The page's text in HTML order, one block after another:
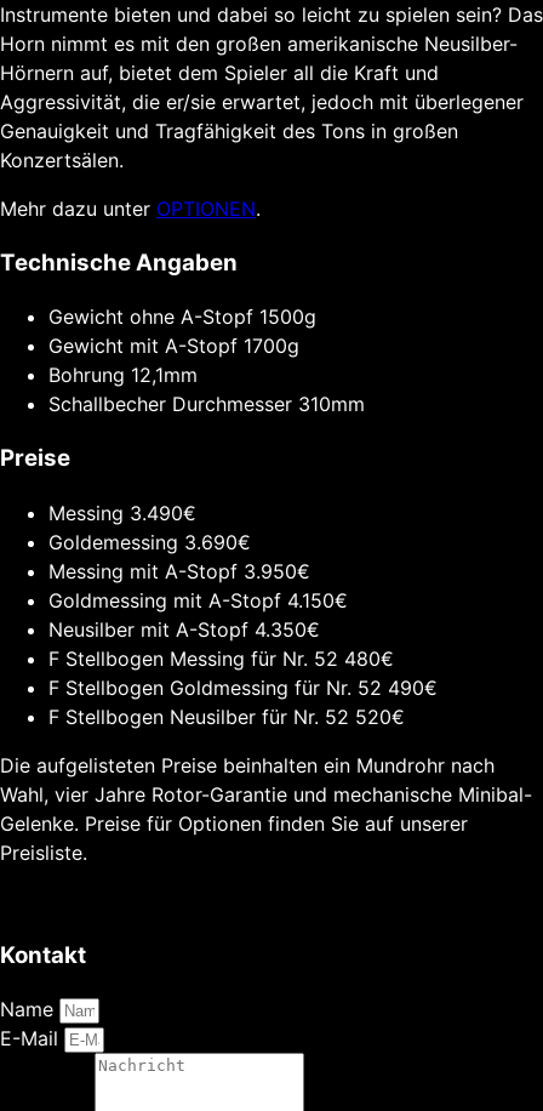
Instrumente bieten und dabei so leicht zu spielen sein? Das
Horn nimmt es mit den großen amerikanische Neusilber-
Hörnern auf, bietet dem Spieler all die Kraft und
Aggressivität, die er/sie erwartet, jedoch mit überlegener
Genauigkeit und Tragfähigkeit des Tons in großen
Konzertsälen.
Mehr dazu unter OPTIONEN.
Technische Angaben
Gewicht ohne A-Stopf 1500g
Gewicht mit A-Stopf 1700g
Bohrung 12,1mm
Schallbecher Durchmesser 310mm
Preise
Messing 3.490€
Goldemessing 3.690€
Messing mit A-Stopf 3.950€
Goldmessing mit A-Stopf 4.150€
Neusilber mit A-Stopf 4.350€
F Stellbogen Messing für Nr. 52 480€
F Stellbogen Goldmessing für Nr. 52 490€
F Stellbogen Neusilber für Nr. 52 520€
Die aufgelisteten Preise beinhalten ein Mundrohr nach
Wahl, vier Jahre Rotor-Garantie und mechanische Minibal-
Gelenke. Preise für Optionen finden Sie auf unserer
Preisliste.
Kontakt
Name
E-Mail